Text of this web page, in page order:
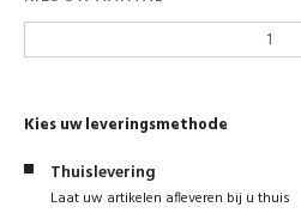
Kies uw leveringsmethode
Thuislevering
Laat uw artikelen afleveren bij u thuis